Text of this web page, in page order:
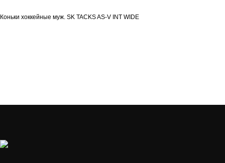
Коньки хоккейные муж. SK TACKS AS-V INT WIDE